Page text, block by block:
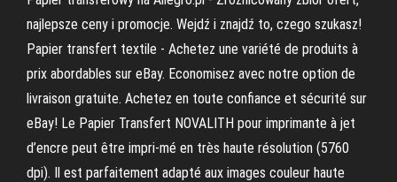
najlepsze ceny i promocje. Wejdź i znajdź to, czego szukasz!
Papier transfert textile - Achetez une variété de produits à
prix abordables sur eBay. Economisez avec notre option de
livraison gratuite. Achetez en toute confiance et sécurité sur
eBay! Le Papier Transfert NOVALITH pour imprimante à jet
d’encre peut être impri-mé en très haute résolution (5760
dpi). Il est parfaitement adapté aux images couleur haute